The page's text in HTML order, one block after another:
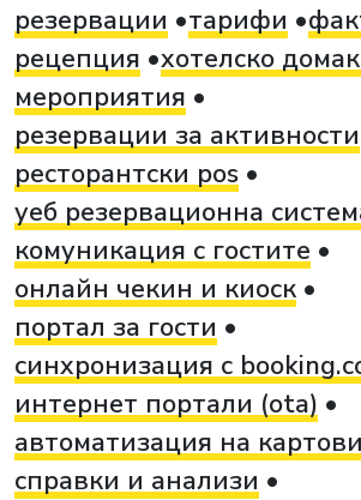
резервации
тарифи
рецепция хотелско
мероприятия
резервации за активности
ресторантски pos
уеб резервационна
комуникация с гостите
онлайн чекин и киоск
портал за гости
синхронизация с
интернет портали (ota)
автоматизация на
справки и анализи